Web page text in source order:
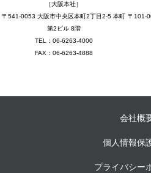
［大阪本社］
〒541-0053 大阪市中央区本町2丁目2-5 本町
第2ビル 8階
TEL：06-6263-4000
FAX：06-6263-4888
〒101-
会社概
個人情報保
プライバシー